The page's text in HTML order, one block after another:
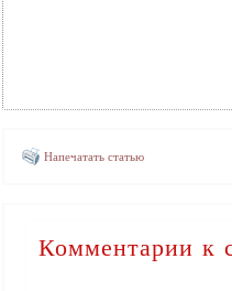
Напечатать статью
Комментарии к